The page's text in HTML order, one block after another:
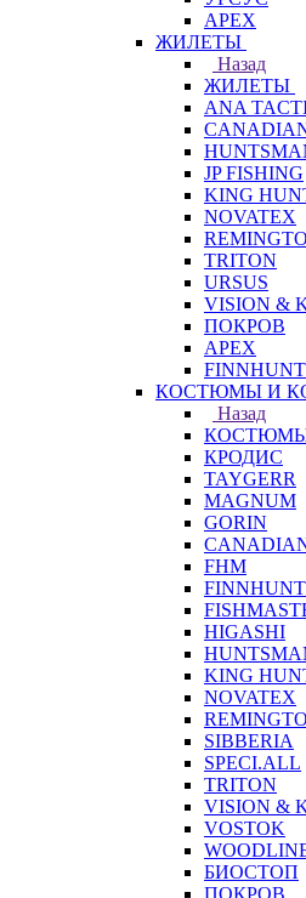
APEX
ЖИЛЕТЫ
Назад
ЖИЛЕТЫ
ANA
JP FISHING
KING
NOVATEX
TRITON
URSUS
VISION &
ПОКРОВ
APEX
FINNHUNT
КОСТЮМЫ И
Назад
КРОДИС
TAYGERR
MAGNUM
GORIN
FHM
FINNHUNT
HIGASHI
KING
NOVATEX
SIBBERIA
SPECI.ALL
TRITON
VISION &
VOSTOK
БИОСТОП
ПОКРОВ